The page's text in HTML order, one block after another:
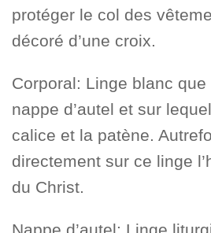
protéger le col des
décoré d’une croix.
Corporal: Linge blanc que
nappe d’autel et sur
calice et la patène.
directement sur ce linge
du Christ.
Nappe d’autel: Linge